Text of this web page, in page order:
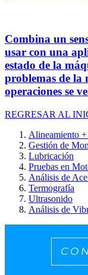
Combina un
usar con una
estado de la
problemas de la
operaciones se
REGRESAR AL
Alineamiento
Gestión de
Lubricación
Pruebas en
Análisis de
Termografía
Ultrasonido
Análisis de